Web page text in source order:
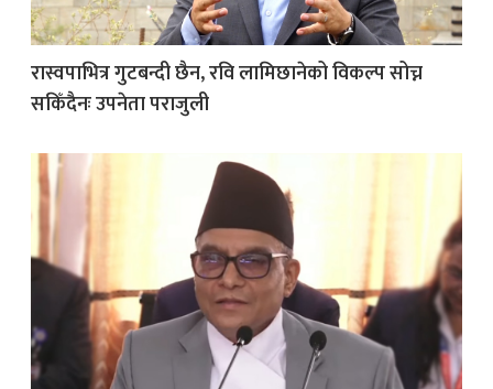
रास्वपाभित्र गुटबन्दी छैन, रवि लामिछानेको विकल्प सोच्न
सकिँदैनः उपनेता पराजुली